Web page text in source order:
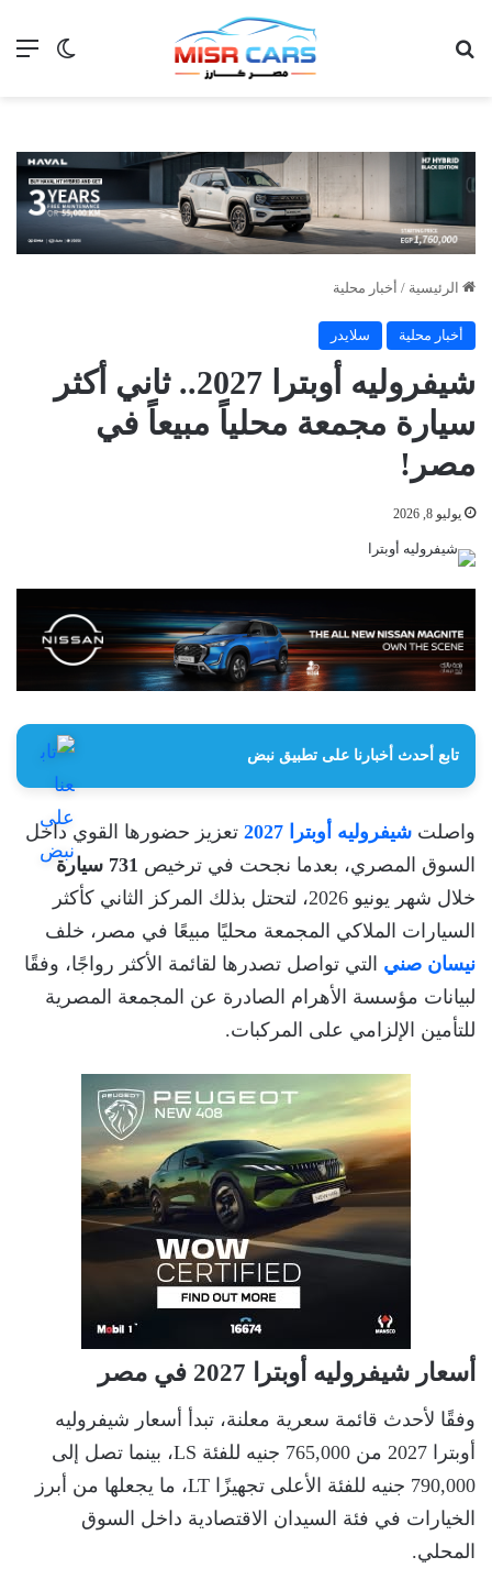
الوضع
الرئيسية / أخبار محلية
أخبار محلية سلايدر
شيفروليه أوبترا 2027.. ثاني أكثر
سيارة مجمعة محلياً مبيعاً في
مصر!
يوليو 8, 2026
تابع أحدث أخبارنا على تطبيق نبض
واصلت شيفروليه أوبترا 2027
تعزيز حضورها القوي داخل
السوق المصري، بعدما نجحت في ترخيص 731 سيارة
خلال شهر يونيو 2026، لتحتل بذلك المركز الثاني كأكثر
السيارات الملاكي المجمعة محليًا مبيعًا في مصر، خلف
نيسان صني التي تواصل تصدرها لقائمة الأكثر رواجًا، وفقًا
لبيانات مؤسسة الأهرام الصادرة عن المجمعة المصرية
للتأمين الإلزامي على المركبات.
أسعار شيفروليه أوبترا 2027 في مصر
وفقًا لأحدث قائمة سعرية معلنة، تبدأ أسعار شيفروليه
أوبترا 2027 من 765,000 جنيه للفئة LS، بينما تصل إلى
790,000 جنيه للفئة الأعلى تجهيزًا LT، ما يجعلها من أبرز
الخيارات في فئة السيدان الاقتصادية داخل السوق
المحلي.